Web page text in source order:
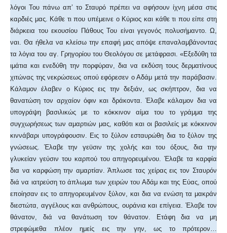
λόγοι Του πάνω απ’ το Σταυρό πρέπει να αφήσουν ίχνη μέσα στις
καρδιές μας. Κάθε τι που υπέμεινε ο Κύριος και κάθε τι που είπε στη
διάρκεια του εκουσίου Πάθους Του είναι γεγονός πολυσήμαντο. Ω,
ναι. Θα ήθελα να κλείσω την επαφή μας απόψε επαναλαμβάνοντας
τα λόγια του αγ. Γρηγορίου του Θεολόγου σε μετάφρασι. «Εξεδύθη τα
ιμάτια και ενεδύθη την πορφύραν, δια να εκδύση τους δερματίνους
χιτώνας της νεκρώσεως οπού εφόρεσεν ο Αδάμ μετά την παράβασιν.
Κάλαμον έλαβεν ο Κύριος εις την δεξιάν, ως σκήπτρον, δια να
θανατώση τον αρχαίον όφιν και δράκοντα. Έλαβε κάλαμον δια να
υπογράψη βασιλικώς με το κόκκινον αίμα του το γράμμα της
συγχωρήσεως των αμαρτιών μας, καθότι και οι βασιλείς με κόκκινον
κιννάβαρι υπογράφουσιν. Εις το ξύλον εσταυρώθη δια το ξύλον της
γνώσεως. Έλαβε την γεϋσιν της χολής και του όξους, δια την
γλυκείαν γεύσιν του καρπού του απηγορευμένου. Έλαβε τα καρφία
δια να καρφώση την αμαρτίαν. Άπλωσε τας χείρας εις τον Σταυρόν
διά να ιατρεύση το άπλωμα των χειρών του Αδάμ και της Εύας, οπού
εποίησαν εις το απηγορευμένον ξύλον, και δια να ενώση τα μακράν
διεστώτα, αγγέλους και ανθρώπους, ουράνια και επίγεια. Έλαβε τον
θάνατον, διά να θανάτωση τον θάνατον. Ετάφη δια να μη
στρεφώμεθα πλέον ημείς εις την γην, ως το πρότερον…